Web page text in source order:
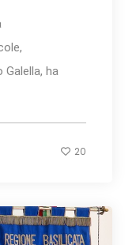
ha
20